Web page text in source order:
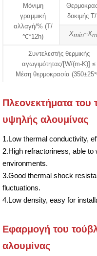
Μόνιμη
γραμμική
αλλαγή/% (T/
℃*12h)
δοκιμής
Xmin~X
Συντελεστής θερμικής
αγωγιμότητας/[W/(m-K)] ≤
Μέση θερμοκρασία
Πλεονεκτήματα
υψηλής αλουμίνας
1.Low thermal conductivity,
2.High refractoriness, able
environments.
3.Good thermal shock
fluctuations.
4.Low density, easy for
Εφαρμογή του
αλουμίνας